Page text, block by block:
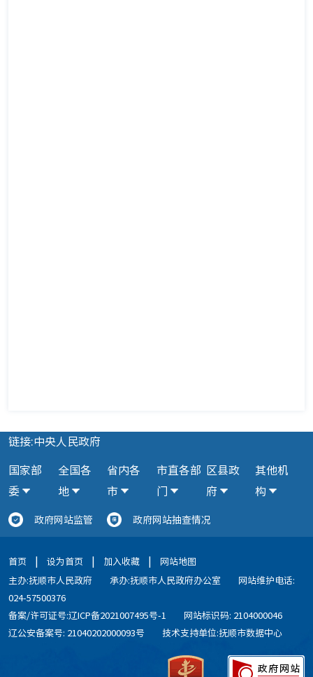
链接:中央人民政府
国家部
委
全国各
地
省内各
市
市直各部
门
区县政
府
其他机
构
政府网站监管 政府网站抽查情况
首页 | 设为首页 | 加入收藏 |
网站地图
主办:抚顺市人民政府
承办:抚顺市人民政府办公室
网站维护电话:
024-57500376
备案/许可证号:辽ICP备2021007495号-1
网站标识码: 2104000046
辽公安备案号: 21040202000093号
技术支持单位:抚顺市数据中心